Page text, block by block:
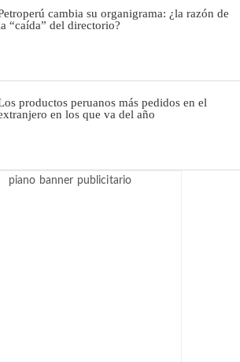
cambia su organigrama: ¿la razón de
“caída” del directorio?
productos peruanos más pedidos en el
en los que va del año